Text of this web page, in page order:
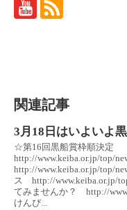
関連記事
3月18日はいよいよ
☆第16回黒船賞枠順決定
http://www.keiba.or.jp/top/
http://www.keiba.or.jp/top/
ス http://www.keiba.or.jp/
てみませんか？ http://
けんぴ...